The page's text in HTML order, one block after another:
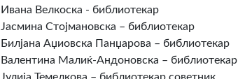
Ивана Велкоска - библиотекар
Јасмина Стојмановска – библиотекар
Билјана Аџиовска Панџарова – библиотекар
Валентина Малиќ-Андоновска – библиотекар